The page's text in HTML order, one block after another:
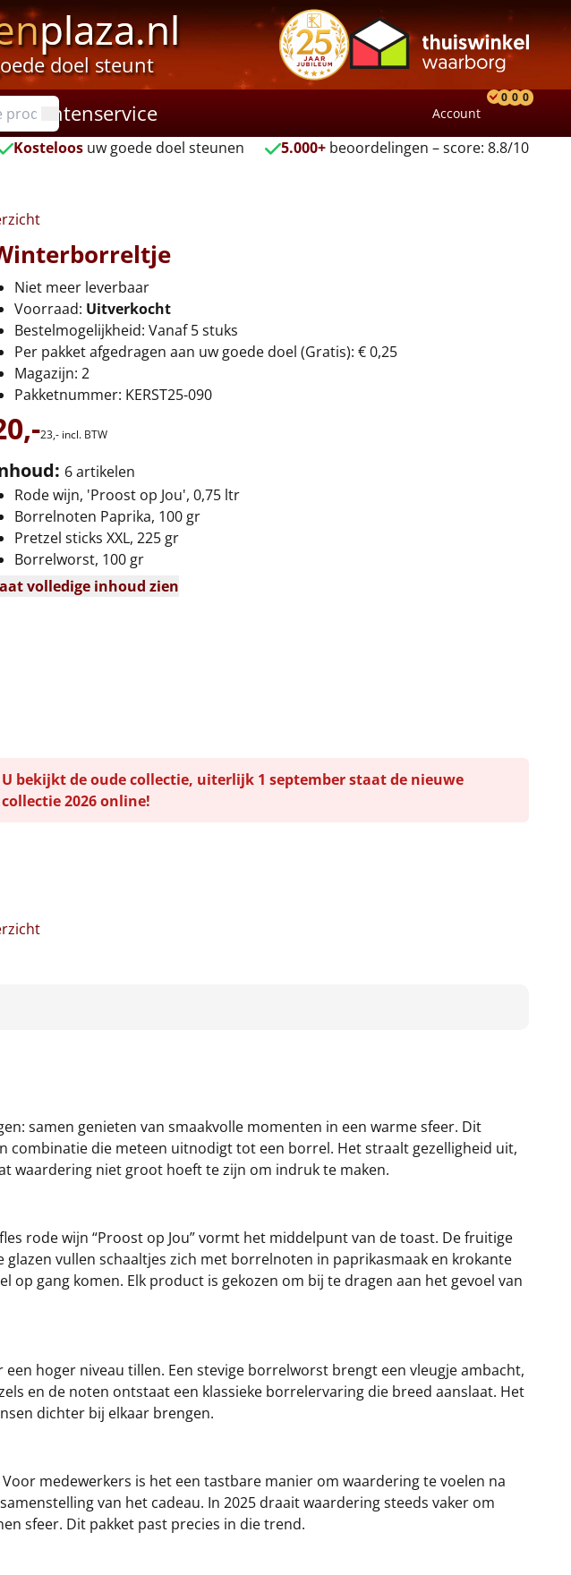
plaza.nl
doel steunt
Klantenservice Account
0 0 0
Kosteloos uw goede doel steunen 5.000+ beoordelingen – score: 8.8/10
Niet meer leverbaar
Voorraad: Uitverkocht
Bestelmogelijkheid: Vanaf 5 stuks
Per pakket afgedragen aan uw goede doel (Gratis): € 0,25
Magazijn: 2
Pakketnummer: KERST25-090
23,- incl. BTW
6 artikelen
Rode wijn, 'Proost op Jou', 0,75 ltr
Borrelnoten Paprika, 100 gr
Pretzel sticks XXL, 225 gr
Borrelworst, 100 gr
volledige inhoud zien
U bekijkt de oude collectie, uiterlijk 1 september staat de nieuwe
collectie 2026 online!
samen genieten van smaakvolle momenten in een warme sfeer. Dit
combinatie die meteen uitnodigt tot een borrel. Het straalt gezelligheid uit,
waardering niet groot hoeft te zijn om indruk te maken.
rode wijn “Proost op Jou” vormt het middelpunt van de toast. De fruitige
vullen schaaltjes zich met borrelnoten in paprikasmaak en krokante
gang komen. Elk product is gekozen om bij te dragen aan het gevoel van
hoger niveau tillen. Een stevige borrelworst brengt een vleugje ambacht,
en de noten ontstaat een klassieke borrelervaring die breed aanslaat. Het
dichter bij elkaar brengen.
medewerkers is het een tastbare manier om waardering te voelen na
van het cadeau. In 2025 draait waardering steeds vaker om
sfeer. Dit pakket past precies in die trend.